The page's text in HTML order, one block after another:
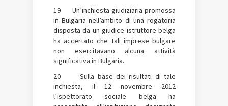
19 Un’inchiesta giudiziaria promossa
in Bulgaria nell’ambito di una rogatoria
disposta da un giudice istruttore belga
ha accertato che tali imprese bulgare
non esercitavano alcuna attività
significativa in Bulgaria.
20 Sulla base dei risultati di tale
inchiesta, il 12 novembre 2012
l’ispettorato sociale belga ha